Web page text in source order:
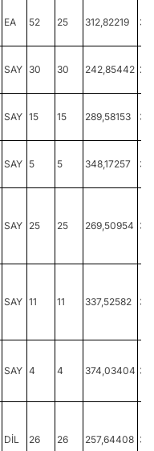
EA 52 25 312,82219
SAY 30 30 242,85442
SAY 15 15 289,58153
SAY 5 5 348,17257
SAY 25 25 269,50954
SAY 11 11 337,52582
SAY 4 4 374,03404
DİL 26 26 257,64408